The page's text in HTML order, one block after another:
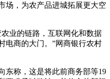
场，为农产品进城拓展更大空
业的链路，互联网化和数据
电商的大门。”网商银行农村
称，这是将此前商务部等19